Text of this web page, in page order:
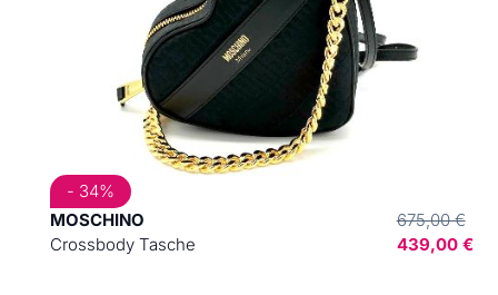
MOSCHINO
Crossbody Tasche
675,00 €
439,00 €
- 34%